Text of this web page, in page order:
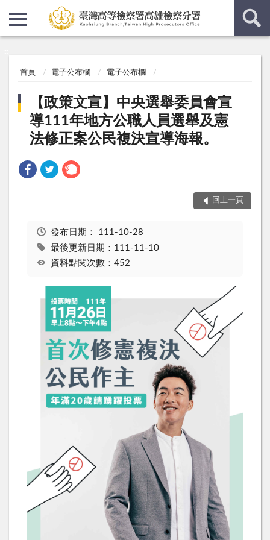
首頁 電子公布欄 電子公布欄
【政策文宣】中央選舉委員會宣
導111年地方公職人員選舉及憲
法修正案公民複決宣導海報。
回上一頁
發布日期： 111-10-28
最後更新日期：111-11-10
資料點閱次數：452